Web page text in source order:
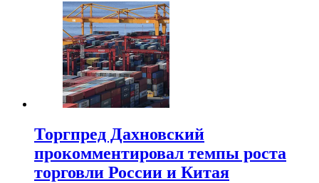
Торгпред Дахновский
прокомментировал темпы роста
торговли России и Китая